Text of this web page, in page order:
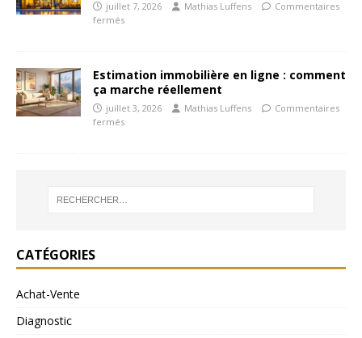
juillet 7, 2026 Mathias Luffens
Commentaires
fermés
Estimation immobilière en ligne : comment
ça marche réellement
juillet 3, 2026 Mathias Luffens
Commentaires
fermés
CATÉGORIES
Achat-Vente
Diagnostic